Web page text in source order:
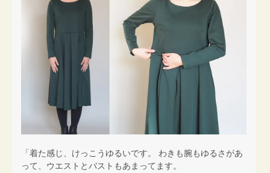
「着た感じ、けっこうゆるいです。 わきも腕もゆるさがあ
って、ウエストとバストもあまってます。